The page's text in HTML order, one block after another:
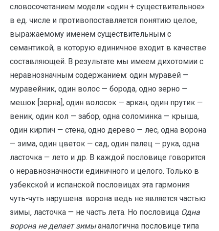
словосочетанием модели «один + существительное»
в ед. числе и противопоставляется понятию целое,
выражаемому именем существительным с
семантикой, в которую единичное входит в качестве
составляющей. В результате мы имеем дихотомии с
неравнозначным содержанием: один муравей —
муравейник, один волос — борода, одно зерно —
мешок [зерна], один волосок — аркан, один прутик —
веник, один кол — забор, одна соломинка — крыша,
один кирпич — стена, одно дерево — лес, одна ворона
— зима, один цветок — сад, один палец — рука, одна
ласточка — лето и др. В каждой пословице говорится
о неравнозначности единичного и целого. Только в
узбекской и испанской пословицах эта гармония
чуть-чуть нарушена: ворона ведь не является частью
зимы, ласточка — не часть лета. Но пословица Одна
ворона не делает зимыаналогична пословице типа